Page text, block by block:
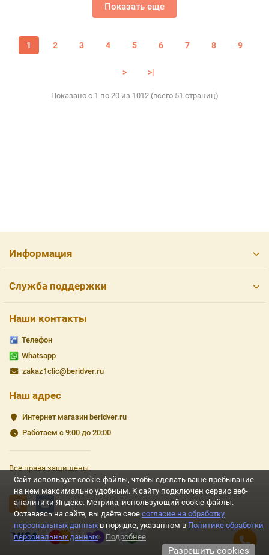
Показать еще
1 2 3 4 5 6 7 8 9
> >|
Показано с 1 по 20 из 1012 (всего 51 страниц)
Информация
Служба поддержки
Наши контакты
Телефон
Whatsapp
zakaz1clic@beridver.ru
Наш адрес
Интернет магазин beridver.ru
Работаем с 9:00 до 20:00
Все права защищены.
Сайт использует cookie-файлы, чтобы сделать ваше пребывание
на нем максимально удобным. К cайту подключен сервис веб-
аналитики Яндекс. Метрика, использующий cookie-файлы.
Оставаясь на сайте, вы даёте свое согласие на обработку
персональных данных в порядке, указанном в Политике обработки
персональных данных
Подробнее
Разрешить cookies